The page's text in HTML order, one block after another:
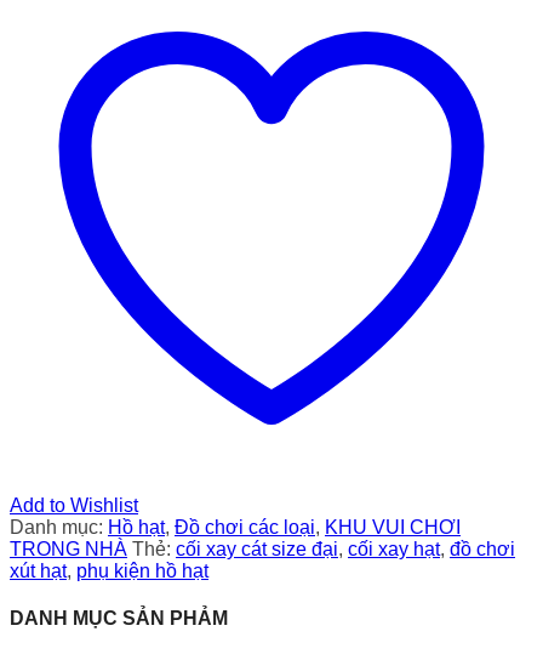
Add to Wishlist
Danh mục: Hồ hạt, Đồ chơi các loại, KHU VUI CHƠI
TRONG NHÀ Thẻ: cối xay cát size đại, cối xay hạt, đồ chơi
xút hạt, phụ kiện hồ hạt
DANH MỤC SẢN PHẢM